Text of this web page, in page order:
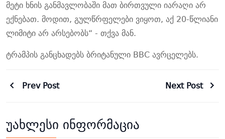
მეტი ხნის განმავლობაში მათ ბირთვული იარაღი არ
ექნებათ. მოდით, გულწრფელები ვიყოთ, აქ 20-წლიანი
ლიმიტი არ არსებობს“ - თქვა მან.
ტრამპის განცხადებს ბრიტანული BBC ავრცელებს.
Prev Post Next Post
უახლესი ინფორმაცია